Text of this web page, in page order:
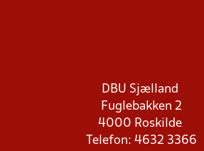
DBU Sjælland
Fuglebakken 2
4000 Roskilde
Telefon: 4632 3366